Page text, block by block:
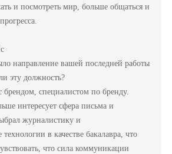
и посмотреть мир, больше общаться и
направление вашей последней работы
эту должность?
брендом, специалистом по бренду.
интересует сфера письма и
журналистику и
в качестве бакалавра, что
что сила коммуникации